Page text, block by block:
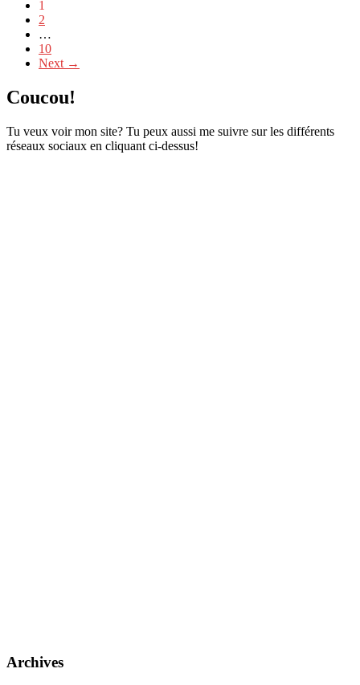
1
2
…
10
Next →
Coucou!
Tu veux voir mon site? Tu peux aussi me suivre sur les différents
réseaux sociaux en cliquant ci-dessus!
Archives